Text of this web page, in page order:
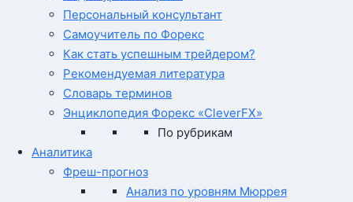
Персональный консультант
Самоучитель по Форекс
Как стать успешным трейдером?
Рекомендуемая литература
Словарь терминов
Энциклопедия Форекс «CleverFX»
По рубрикам
Аналитика
Фреш-прогноз
Анализ по уровням Мюррея